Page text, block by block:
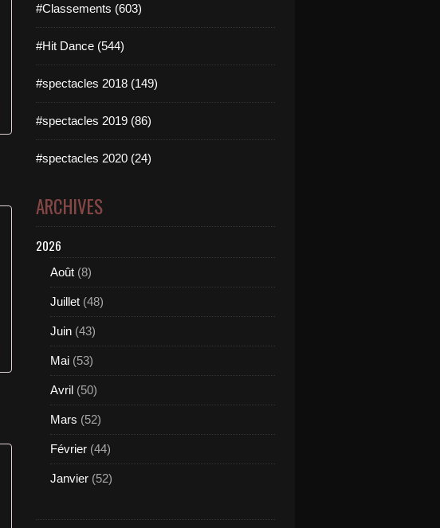
#Classements (603)
#Hit Dance (544)
#spectacles 2018 (149)
#spectacles 2019 (86)
#spectacles 2020 (24)
ARCHIVES
2026
Août (8)
Juillet (48)
Juin (43)
Mai (53)
Avril (50)
Mars (52)
Février (44)
Janvier (52)